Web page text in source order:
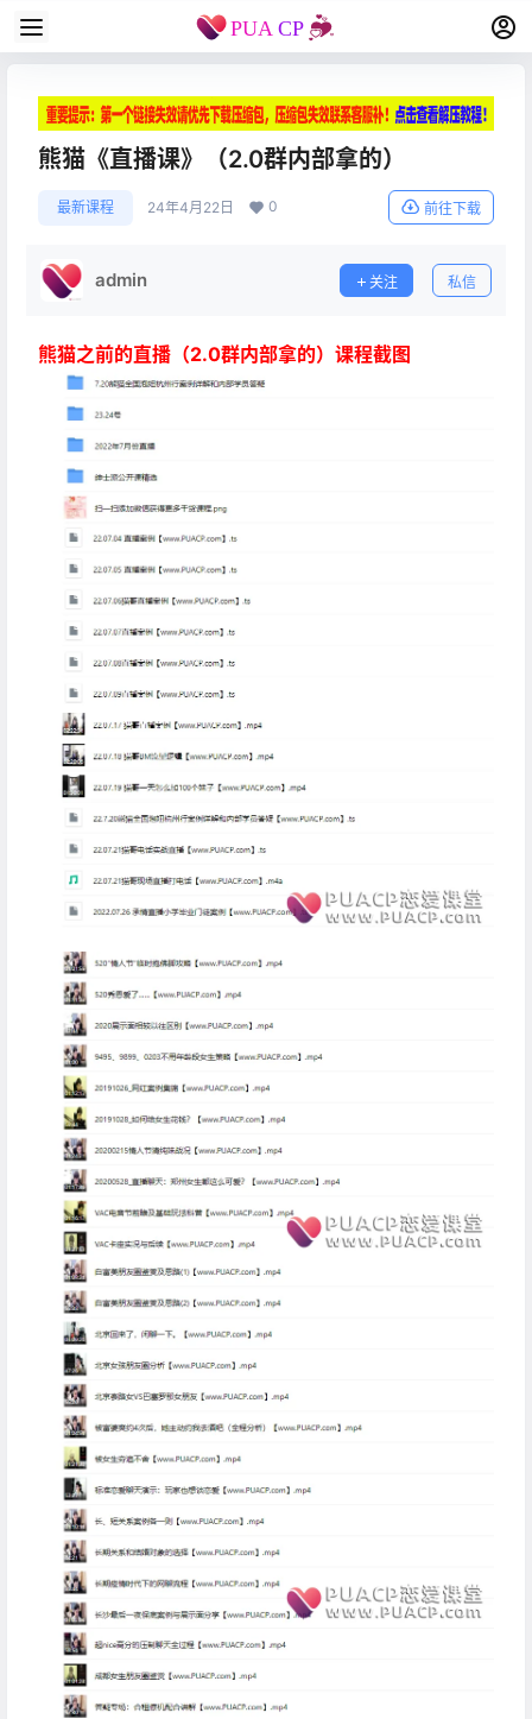
熊猫《直播课》（2.0群内部拿的）
最新课程 24年4月22日 0 前往下载
admin 关注 私信
熊猫之前的直播（2.0群内部拿的）课程截图